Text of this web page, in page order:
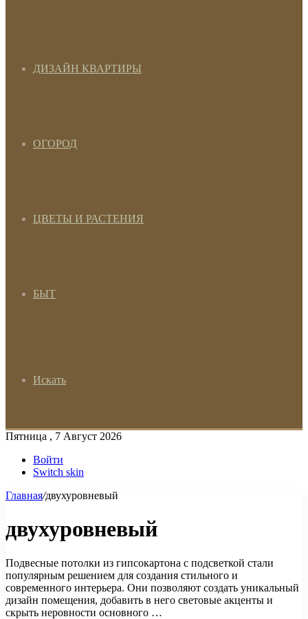
ДИЗАЙН КВАРТИРЫ
ОГОРОД
ЦВЕТЫ И РАСТЕНИЯ
БЫТ
Искать
Пятница , 7 Август 2026
Войти
Switch skin
Главная/двухуровневый
двухуровневый
Подвесные потолки из гипсокартона с подсветкой стали
популярным решением для создания стильного и
современного интерьера. Они позволяют создать уникальный
дизайн помещения, добавить в него световые акценты и
скрыть неровности основного …